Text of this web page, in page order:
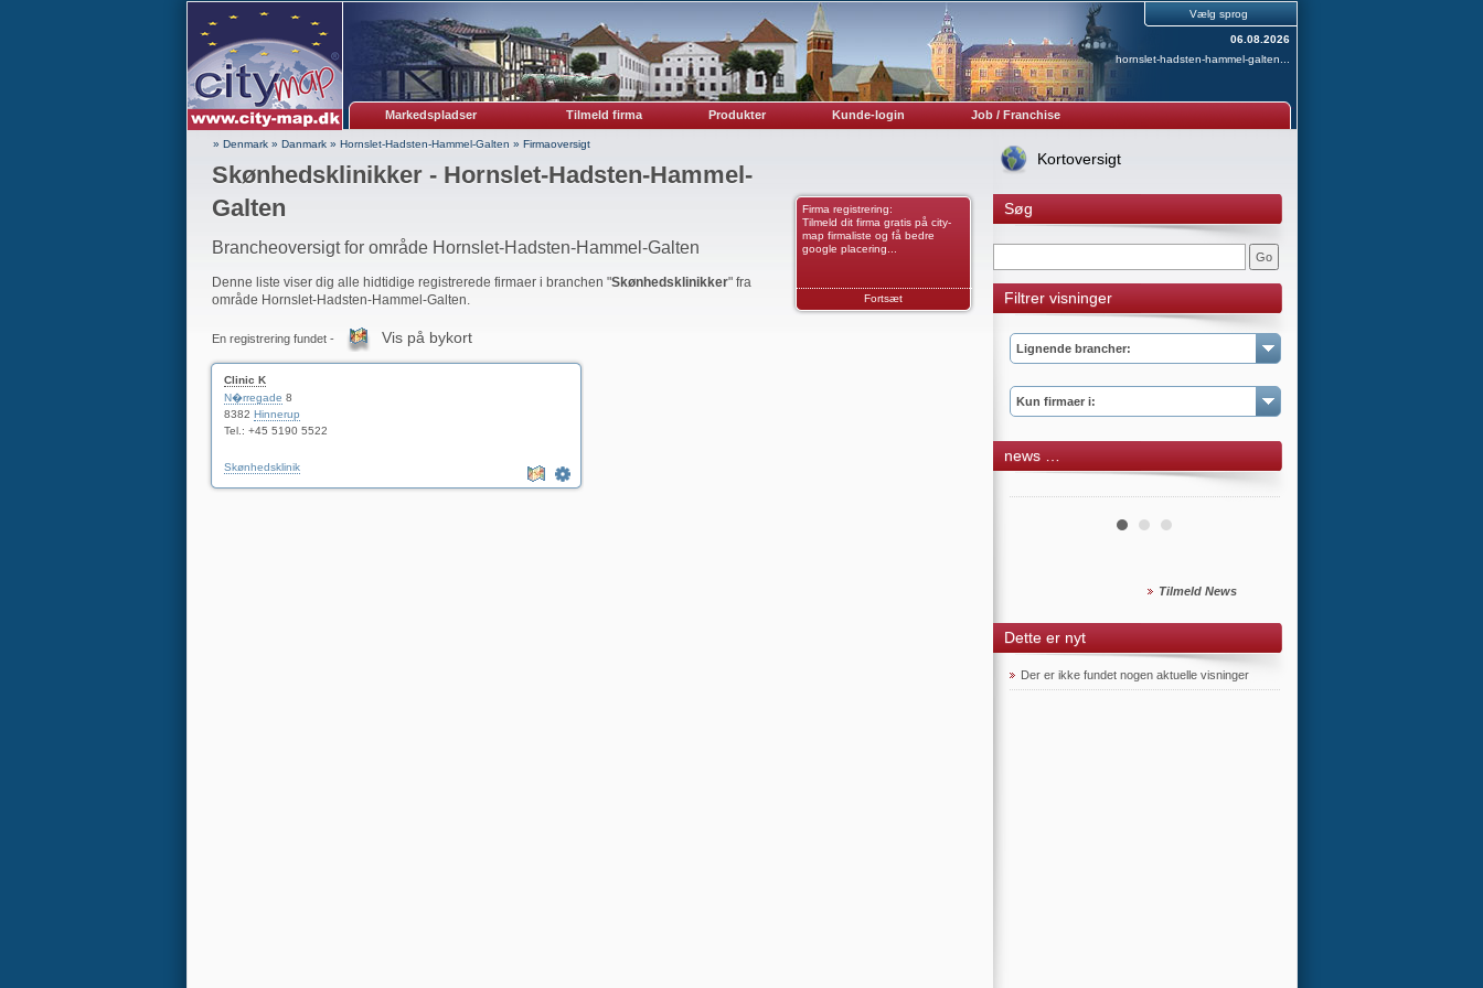
Vælg sprog
06.08.2026
hornslet-hadsten-hammel-galten...
Markedspladser Tilmeld firma Produkter Kunde-login Job / Franchise
» Denmark» Danmark» Hornslet-Hadsten-Hammel-Galten » Firmaoversigt
Skønhedsklinikker - Hornslet-Hadsten-Hammel-
Galten
Brancheoversigt for område Hornslet-Hadsten-Hammel-Galten
Firma registrering:
Tilmeld dit firma gratis på city-
map firmaliste og få bedre
google placering...
Fortsæt
Denne liste viser dig alle hidtidige registrerede firmaer i branchen "Skønhedsklinikker" fra
område Hornslet-Hadsten-Hammel-Galten.
En registrering fundet - Vis på bykort
Clinic K
N�rregade 8
8382 Hinnerup
Tel.: +45 5190 5522
Skønhedsklinik
Kortoversigt
Søg
Filtrer visninger
Lignende brancher:
Kun firmaer i:
news …
Tilmeld News
Dette er nyt
Der er ikke fundet nogen aktuelle visninger